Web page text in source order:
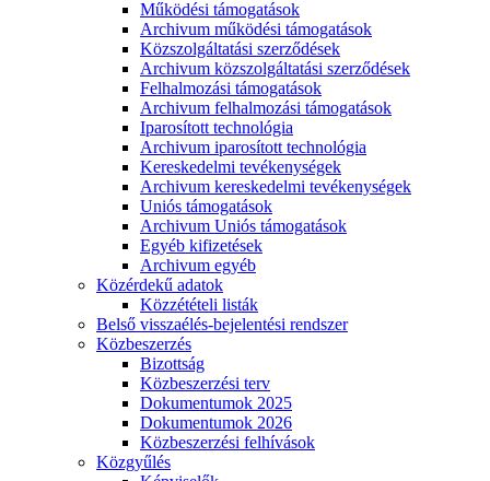
Működési támogatások
Archivum működési támogatások
Közszolgáltatási szerződések
Archivum közszolgáltatási szerződések
Felhalmozási támogatások
Archivum felhalmozási támogatások
Iparosított technológia
Archivum iparosított technológia
Kereskedelmi tevékenységek
Archivum kereskedelmi tevékenységek
Uniós támogatások
Archivum Uniós támogatások
Egyéb kifizetések
Archivum egyéb
Közérdekű adatok
Közzétételi listák
Belső visszaélés-bejelentési rendszer
Közbeszerzés
Bizottság
Közbeszerzési terv
Dokumentumok 2025
Dokumentumok 2026
Közbeszerzési felhívások
Közgyűlés